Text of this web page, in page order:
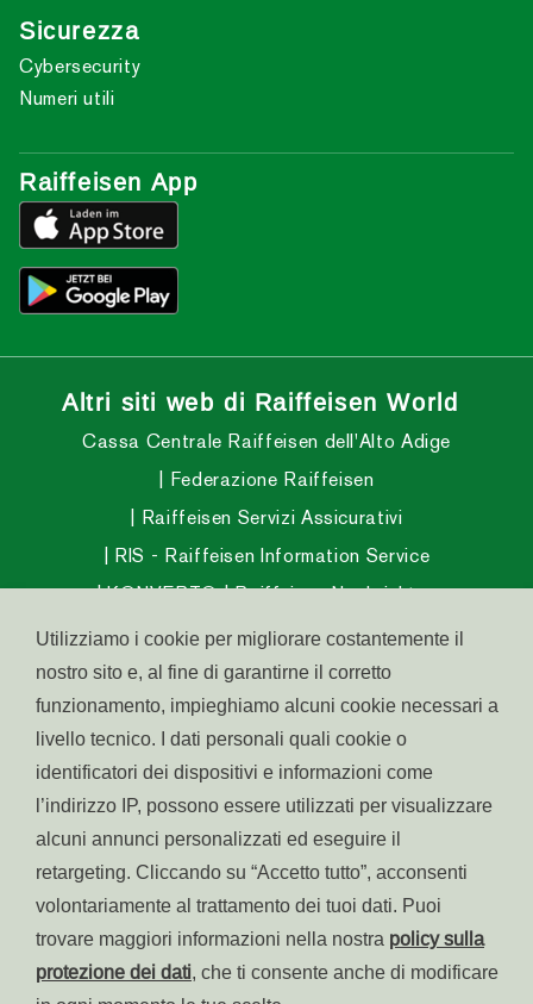
Sicurezza
Cybersecurity
Numeri utili
Raiffeisen App
Altri siti web di Raiffeisen World
Cassa Centrale Raiffeisen dell'Alto Adige
Federazione Raiffeisen
Raiffeisen Servizi Assicurativi
RIS - Raiffeisen Information Service
KONVERTO Raiffeisen Nachrichten
Raiffeisen Magazine
Raiffeisen InvestmentClub
Raiffeisen Fondo Pensione Aperto
Raiffeisen Fondo Salute
Abitare in Alto Adige
Raiffeisen Südtirol IPS
© raiffeisen.it
Part. IVA:
Centro assistenza:
Accessibilità
Utilizziamo i cookie per migliorare costantemente il
nostro sito e, al fine di garantirne il corretto
funzionamento, impieghiamo alcuni cookie necessari a
livello tecnico. I dati personali quali cookie o
identificatori dei dispositivi e informazioni come
l’indirizzo IP, possono essere utilizzati per visualizzare
alcuni annunci personalizzati ed eseguire il
retargeting. Cliccando su “Accetto tutto”, acconsenti
volontariamente al trattamento dei tuoi dati. Puoi
trovare maggiori informazioni nella nostra policy sulla
protezione dei dati, che ti consente anche di modificare